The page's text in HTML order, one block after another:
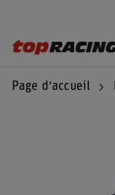
Page d'accueil